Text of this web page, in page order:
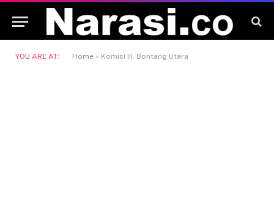
YOU ARE AT: Home » Komisi III. Bontang Utara